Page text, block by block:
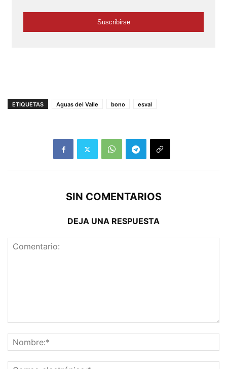
ETIQUETAS Aguas del Valle bono esval
SIN COMENTARIOS
DEJA UNA RESPUESTA